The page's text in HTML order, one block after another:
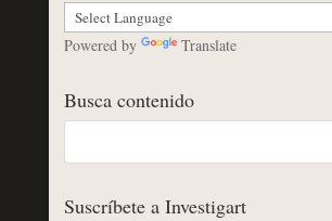
Powered by Translate
Busca contenido
Suscríbete a Investigart